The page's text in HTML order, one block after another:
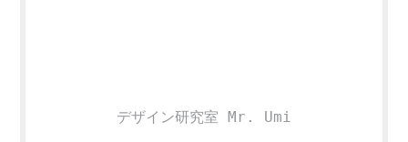
デザイン研究室 Mr. Umi